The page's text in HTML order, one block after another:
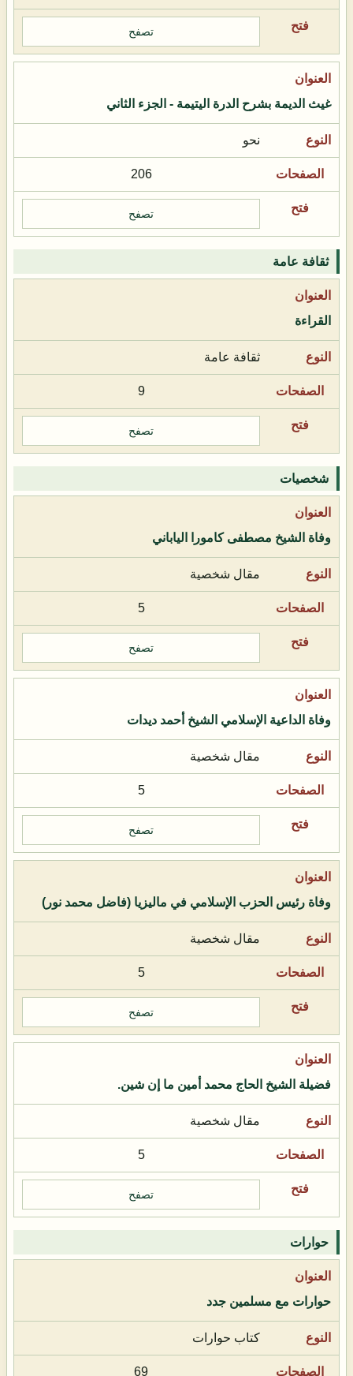
تصفح
غيث الديمة بشرح الدرة اليتيمة - الجزء الثاني
نحو
206
تصفح
ثقافة عامة
القراءة
ثقافة عامة
9
تصفح
شخصيات
وفاة الشيخ مصطفى كامورا الياباني
مقال شخصية
5
تصفح
وفاة الداعية الإسلامي الشيخ أحمد ديدات
مقال شخصية
5
تصفح
وفاة رئيس الحزب الإسلامي في ماليزيا (فاضل محمد نور)
مقال شخصية
5
تصفح
فضيلة الشيخ الحاج محمد أمين ما إن شين.
مقال شخصية
5
تصفح
حوارات
حوارات مع مسلمين جدد
كتاب حوارات
69